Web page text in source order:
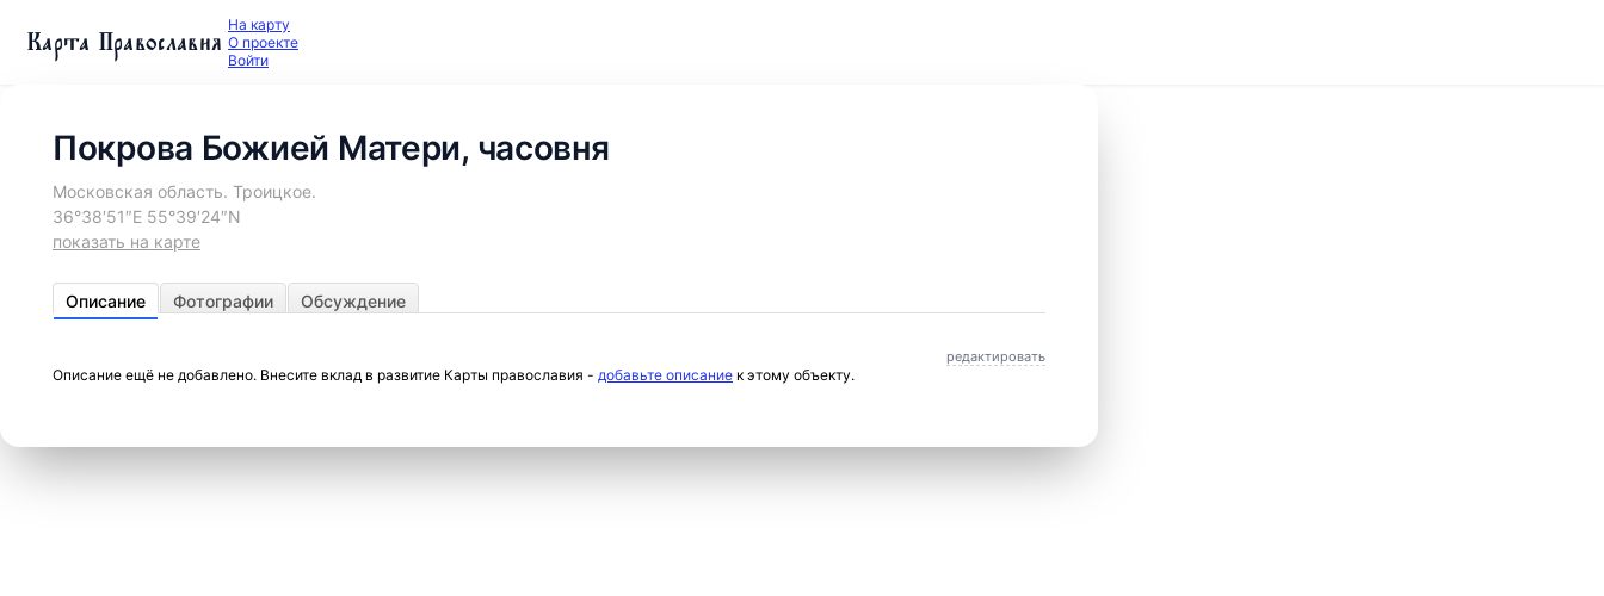
Карта Православия На карту
О проекте
Войти
Покрова Божией Матери, часовня
Московская область. Троицкое.
36°38′51″E 55°39′24″N
показать на карте
Описание Фотографии Обсуждение
редактировать
Описание ещё не добавлено. Внесите вклад в развитие Карты православия - добавьте описание к этому объекту.